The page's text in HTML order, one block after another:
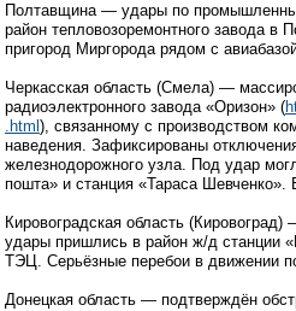
Полтавщина — удары по
район тепловозоремонтного завода в
пригород Миргорода рядом с
Черкасская область (Смела) —
радиоэлектронного завода «Оризон» (
.html ), связанному с производством
наведения. Зафиксированы
железнодорожного узла. Под удар
пошта» и станция «Тараса Шевченко».
Кировоградская область
удары пришлись в район ж/д станции
ТЭЦ. Серьёзные перебои в движении
Донецкая область — подтверждён